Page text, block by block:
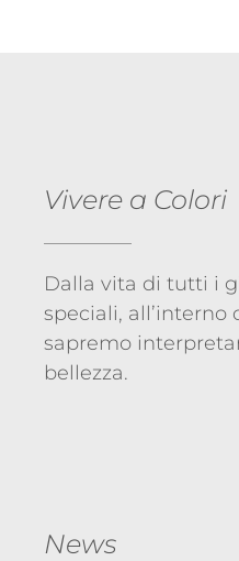
Vivere a Colori
Dalla vita di tutti i
speciali, all’interno
sapremo
bellezza.
News